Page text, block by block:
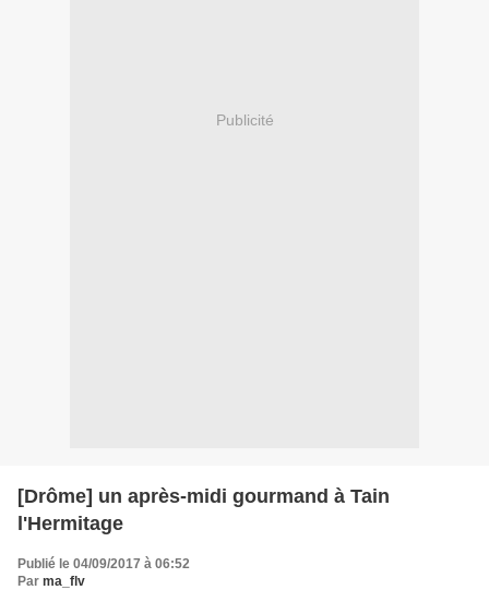
Publicité
[Drôme] un après-midi gourmand à Tain
l'Hermitage
Publié le 04/09/2017 à 06:52
Par ma_flv